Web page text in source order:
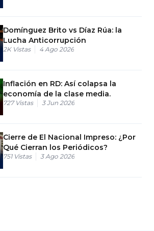
Domínguez Brito vs Díaz Rúa: la
Lucha Anticorrupción
2K Vistas 4 Ago 2026
Inflación en RD: Así colapsa la
economía de la clase media.
727 Vistas 3 Jun 2026
Cierre de El Nacional Impreso: ¿Por
Qué Cierran los Periódicos?
751 Vistas 3 Ago 2026